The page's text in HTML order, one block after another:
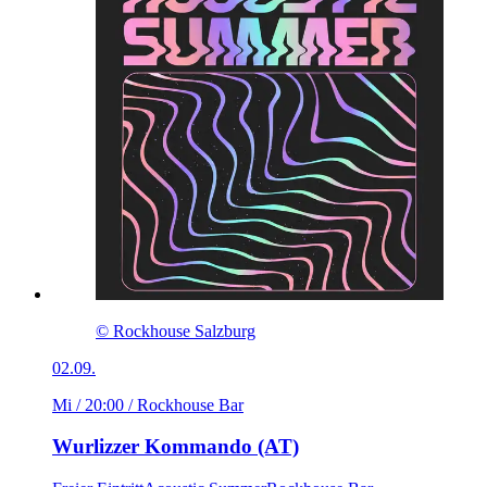
© Rockhouse Salzburg
02.09.
Mi / 20:00 / Rockhouse Bar
Wurlizzer Kommando (AT)